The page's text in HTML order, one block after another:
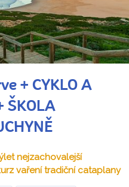
+ CYKLO A
ŠKOLA
nejzachovalejší
vaření tradiční cataplany